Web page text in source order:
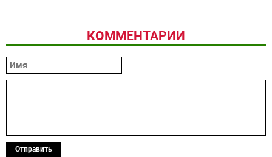
КОММЕНТАРИИ
Отправить